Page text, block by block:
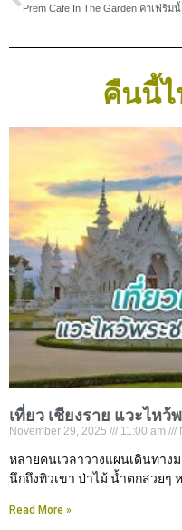
คืนนี้
เที่ยว เชียงราย แวะไห
November 29, 2025 11:00 am
หลายคนเวลาวางแผนเดินทาง
นึกถึงทิวเขา ป่าไม้ น้ำตกสวยๆ
Read More »